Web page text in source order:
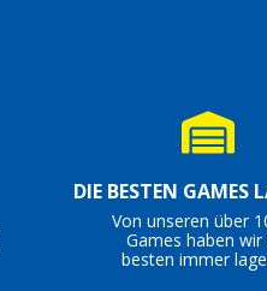
DIE BESTEN GAMES
Von unseren über
Games haben wir
besten immer